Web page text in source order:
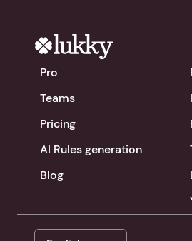
Pro
Teams
Pricing
AI Rules generation
Blog